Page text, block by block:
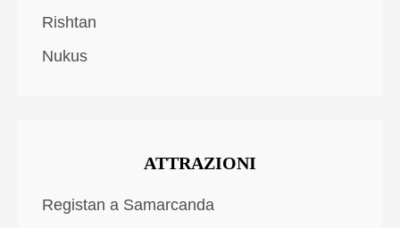
Rishtan
Nukus
ATTRAZIONI
Registan a Samarcanda